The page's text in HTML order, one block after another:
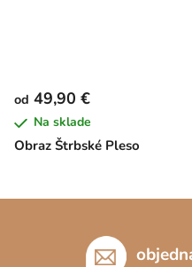
Obraz Štrbské Pleso
od 49,90 €
Na sklade